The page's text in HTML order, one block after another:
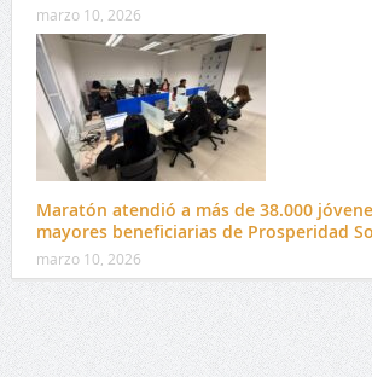
marzo 10, 2026
Maratón atendió a más de 38.000
mayores beneficiarias de Prosperidad
marzo 10, 2026